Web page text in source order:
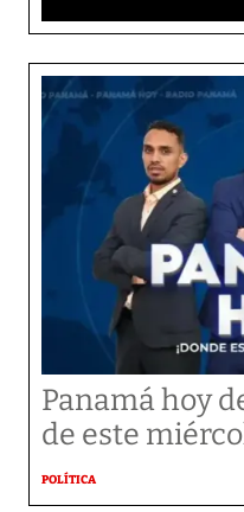
Panamá hoy
de este
POLÍTICA